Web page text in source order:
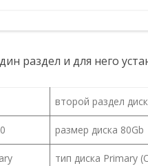
раздел и для него
второй раздел
размер диска 80Gb
тип диска Primary